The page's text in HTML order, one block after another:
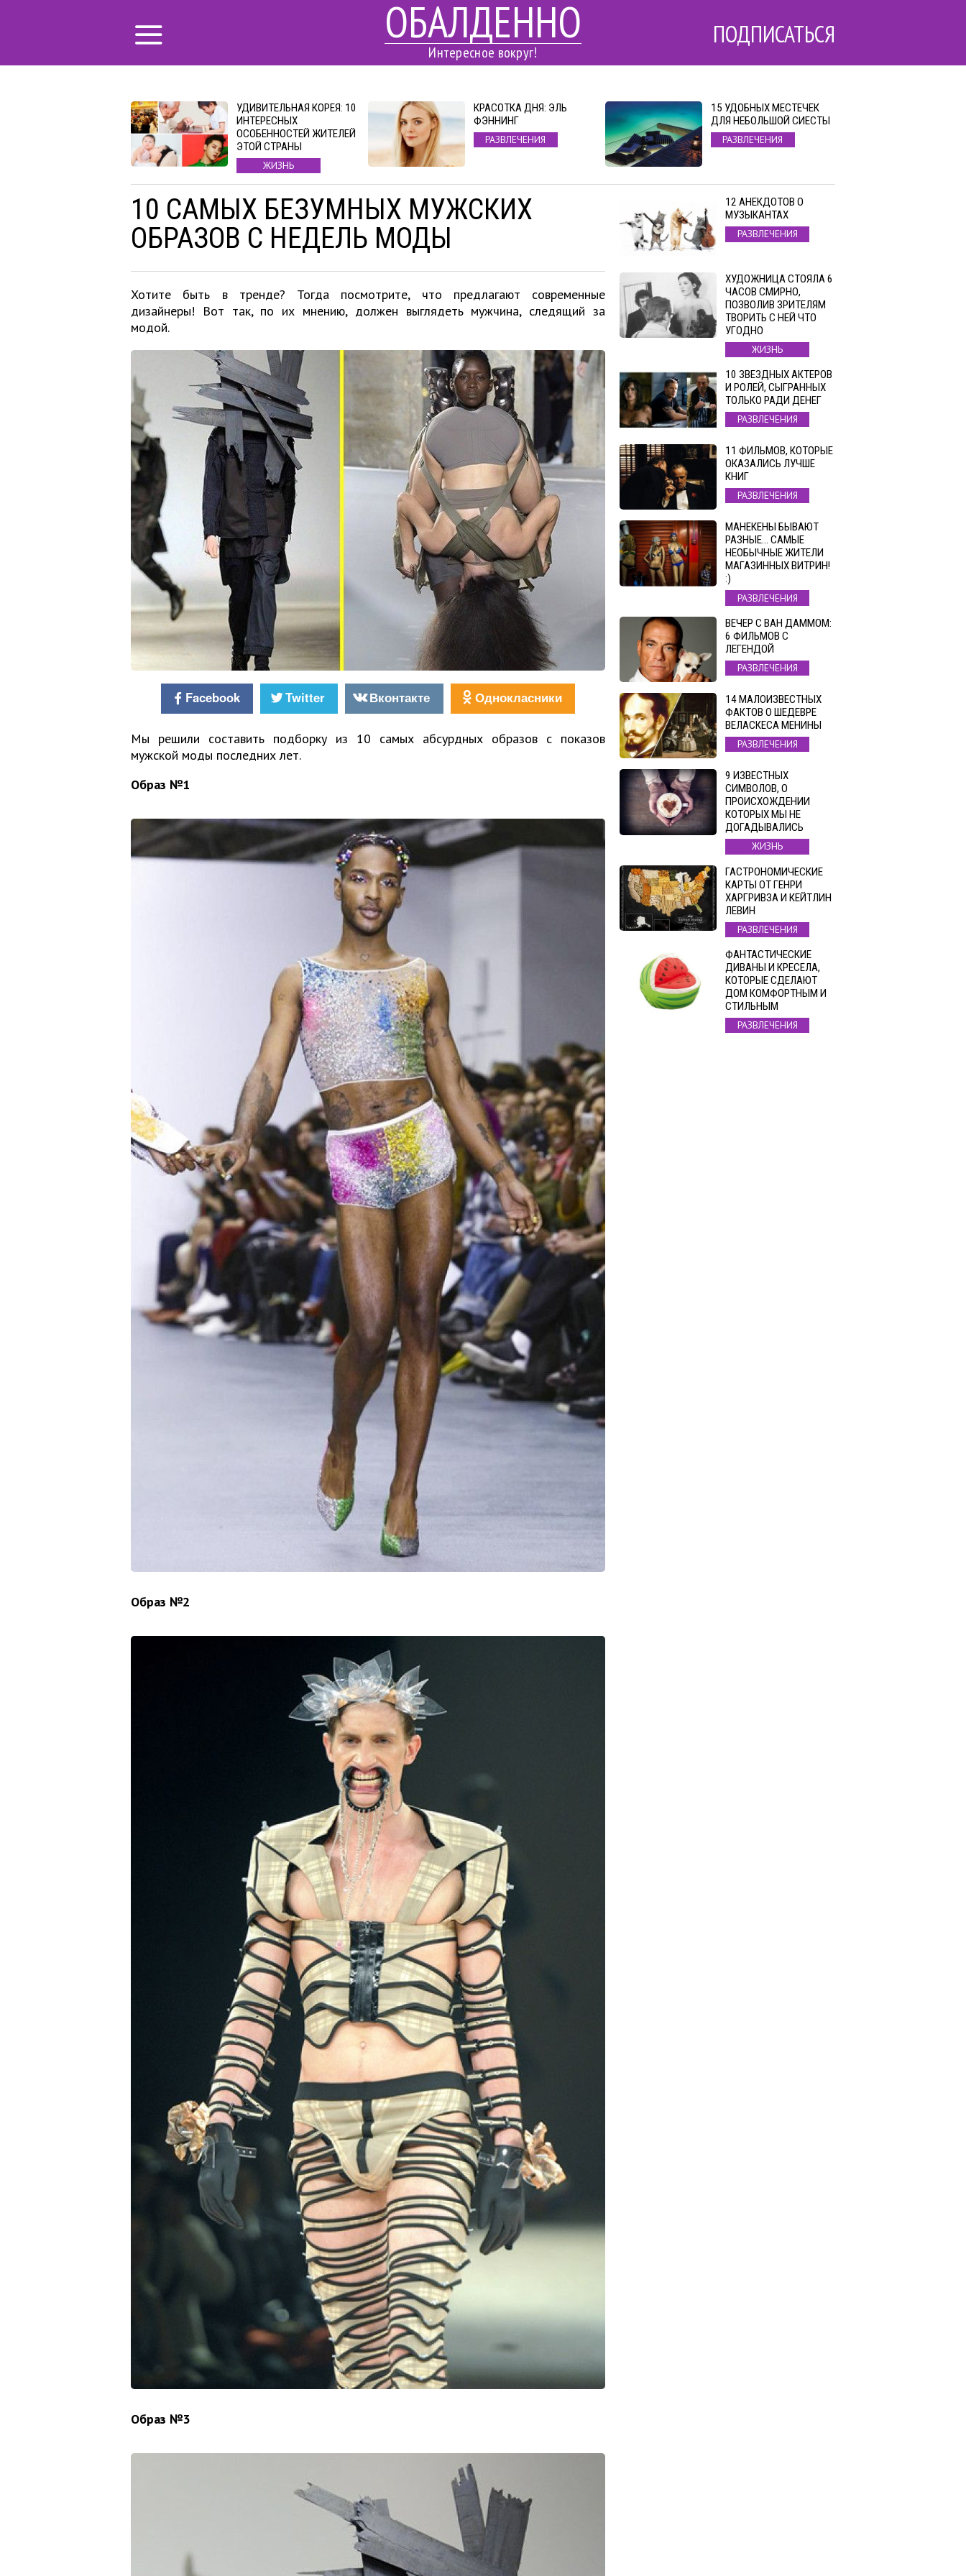
ОБАЛДЕННО
Интересное вокруг!
ПОДПИСАТЬСЯ
УДИВИТЕЛЬНАЯ КОРЕЯ: 10
ИНТЕРЕСНЫХ
ОСОБЕННОСТЕЙ ЖИТЕЛЕЙ
ЭТОЙ СТРАНЫ
ЖИЗНЬ
КРАСОТКА ДНЯ: ЭЛЬ
ФЭННИНГ
РАЗВЛЕЧЕНИЯ
15 УДОБНЫХ МЕСТЕЧЕК
ДЛЯ НЕБОЛЬШОЙ СИЕСТЫ
РАЗВЛЕЧЕНИЯ
10 САМЫХ БЕЗУМНЫХ МУЖСКИХ
ОБРАЗОВ С НЕДЕЛЬ МОДЫ
Хотите быть в тренде? Тогда посмотрите, что предлагают современные
дизайнеры! Вот так, по их мнению, должен выглядеть мужчина, следящий за
модой.
Facebook Twitter Вконтакте Однокласники
Мы решили составить подборку из 10 самых абсурдных образов с показов
мужской моды последних лет.
Образ №1
Образ №2
Образ №3
12 АНЕКДОТОВ О
МУЗЫКАНТАХ
РАЗВЛЕЧЕНИЯ
ХУДОЖНИЦА СТОЯЛА 6
ЧАСОВ СМИРНО,
ПОЗВОЛИВ ЗРИТЕЛЯМ
ТВОРИТЬ С НЕЙ ЧТО
УГОДНО
ЖИЗНЬ
10 ЗВЕЗДНЫХ АКТЕРОВ
И РОЛЕЙ, СЫГРАННЫХ
ТОЛЬКО РАДИ ДЕНЕГ
РАЗВЛЕЧЕНИЯ
11 ФИЛЬМОВ, КОТОРЫЕ
ОКАЗАЛИСЬ ЛУЧШЕ
КНИГ
РАЗВЛЕЧЕНИЯ
МАНЕКЕНЫ БЫВАЮТ
РАЗНЫЕ… САМЫЕ
НЕОБЫЧНЫЕ ЖИТЕЛИ
МАГАЗИННЫХ ВИТРИН!
:)
РАЗВЛЕЧЕНИЯ
ВЕЧЕР С ВАН ДАММОМ:
6 ФИЛЬМОВ С
ЛЕГЕНДОЙ
РАЗВЛЕЧЕНИЯ
14 МАЛОИЗВЕСТНЫХ
ФАКТОВ О ШЕДЕВРЕ
ВЕЛАСКЕСА МЕНИНЫ
РАЗВЛЕЧЕНИЯ
9 ИЗВЕСТНЫХ
СИМВОЛОВ, О
ПРОИСХОЖДЕНИИ
КОТОРЫХ МЫ НЕ
ДОГАДЫВАЛИСЬ
ЖИЗНЬ
ГАСТРОНОМИЧЕСКИЕ
КАРТЫ ОТ ГЕНРИ
ХАРГРИВЗА И КЕЙТЛИН
ЛЕВИН
РАЗВЛЕЧЕНИЯ
ФАНТАСТИЧЕСКИЕ
ДИВАНЫ И КРЕСЕЛА,
КОТОРЫЕ СДЕЛАЮТ
ДОМ КОМФОРТНЫМ И
СТИЛЬНЫМ
РАЗВЛЕЧЕНИЯ